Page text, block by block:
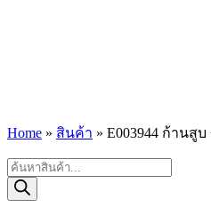
Home » สินค้า » E003944 ก้านสู
Products
search